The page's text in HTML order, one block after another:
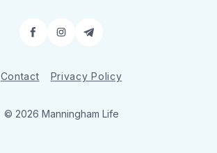
Facebook
Instagram
Contact
Contact Privacy Policy
© 2026 Manningham Life